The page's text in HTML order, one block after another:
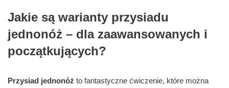
Jakie są warianty przysiadu
jednonóż – dla zaawansowanych i
początkujących?
Przysiad jednonóż to fantastyczne ćwiczenie, które można